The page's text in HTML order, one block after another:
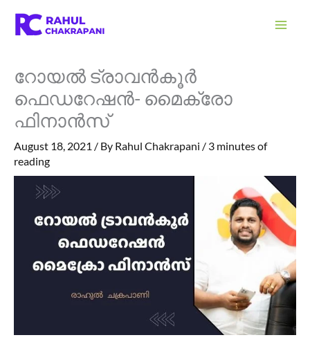
റോയൽ ട്രാവൻകൂർ
ഫെഡറേഷൻ- മൈക്രോ
ഫിനാൻസ്
August 18, 2021 / By Rahul Chakrapani / 3 minutes of
reading
r
c